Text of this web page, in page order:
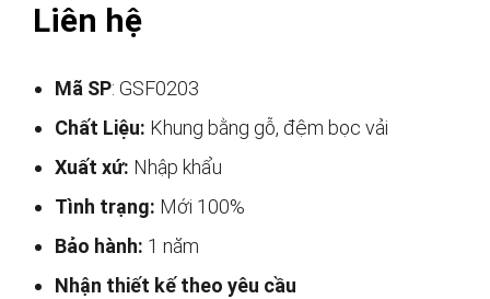
Liên hệ
Mã SP: GSF0203
Chất Liệu: Khung bằng gỗ, đệm bọc vải
Xuất xứ: Nhập khẩu
Tình trạng: Mới 100%
Bảo hành: 1 năm
Nhận thiết kế theo yêu cầu